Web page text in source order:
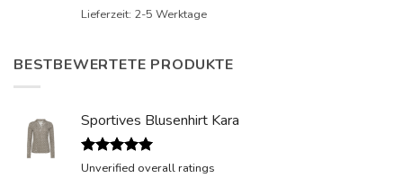
Lieferzeit: 2-5 Werktage
BESTBEWERTETE PRODUKTE
Sportives Blusenhirt Kara
Bewertet
Unverified overall ratings